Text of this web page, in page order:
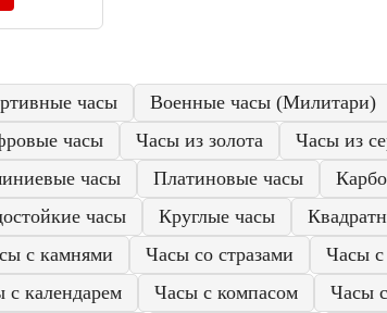
часы Военные часы (Милитари)
часы Часы из золота Часы из
часы Платиновые часы
часы Круглые часы
с камнями Часы со стразами Часы с
с календарем Часы с компасом Часы